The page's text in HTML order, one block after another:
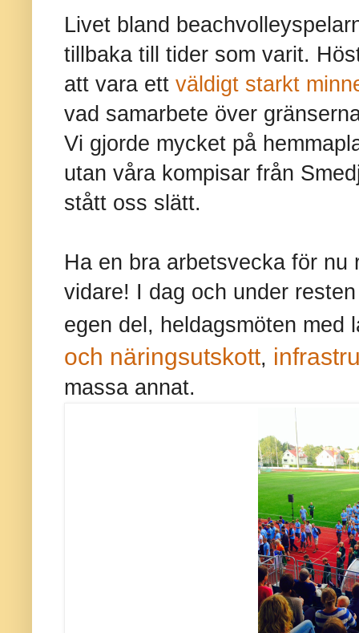
Livet bland
tillbaka till tider som varit.
att vara ett väldigt starkt
vad samarbete över
Vi gjorde mycket på
utan våra kompisar från
stått oss slätt.
Ha en bra arbetsvecka för nu
vidare! I dag och under
egen del, heldagsmöten med
och näringsutskott,
massa annat.